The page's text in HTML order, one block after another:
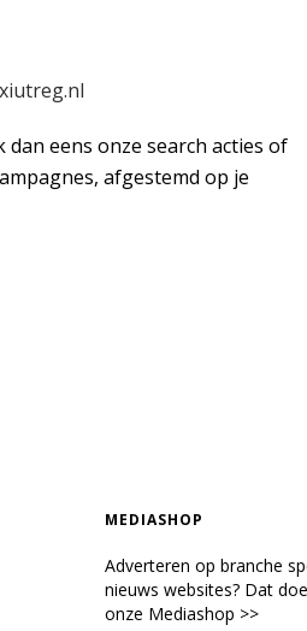
eens onze search acties of
afgestemd op je
MEDIASHOP
Adverteren op branche
nieuws websites? Dat
onze Mediashop >>